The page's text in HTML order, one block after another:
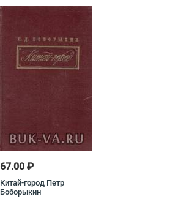
67.00 ₽
Китай-город Петр
Боборыкин